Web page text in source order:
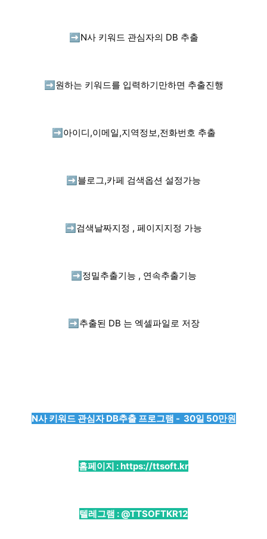
➡️ N사 키워드 관심자의 DB 추출
➡️ 원하는 키워드를 입력하기만하면 추출진행
➡️ 아이디,이메일,지역정보,전화번호 추출
➡️ 블로그,카페 검색옵션 설정가능
➡️ 검색날짜지정 , 페이지지정 가능
➡️ 정밀추출기능 , 연속추출기능
➡️ 추출된 DB 는 엑셀파일로 저장
N사 키워드 관심자 DB추출 프로그램 - 30일 50만원
홈페이지 :https://ttsoft.kr
텔레그램 : @TTSOFTKR12